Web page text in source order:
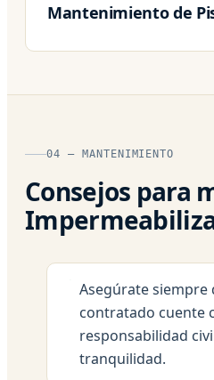
Mantenimiento de
04 — MANTENIMIENTO
Consejos para
Asegúrate siempre
contratado cuente
responsabilidad
tranquilidad.